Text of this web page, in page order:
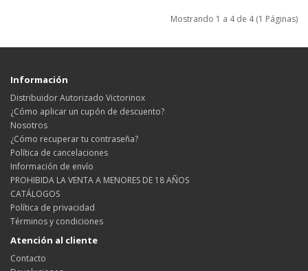
Mostrando 1 a 4 de 4 (1 Páginas)
Información
Distribuidor Autorizado Victorinox
¿Cómo aplicar un cupón de descuento?
Nosotros
¿Cómo recuperar tu contraseña?
Política de cancelaciones
Información de envío
PROHIBIDA LA VENTA A MENORES DE 18 AÑOS
CATÁLOGOS
Política de privacidad
Términos y condiciones
Atención al cliente
Contacto